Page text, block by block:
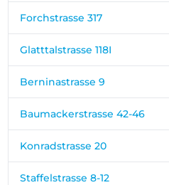
Forchstrasse 317
Glatttalstrasse 118I
Berninastrasse 9
Baumackerstrasse 42-46
Konradstrasse 20
Staffelstrasse 8-12